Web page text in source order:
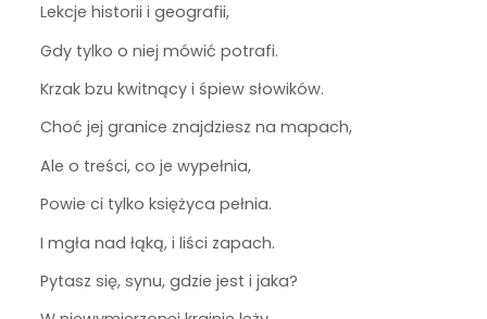
Lekcje historii i geografii,
Gdy tylko o niej mówić potrafi.
Krzak bzu kwitnący i śpiew słowików.
Choć jej granice znajdziesz na mapach,
Ale o treści, co je wypełnia,
Powie ci tylko księżyca pełnia.
I mgła nad łąką, i liści zapach.
Pytasz się, synu, gdzie jest i jaka?